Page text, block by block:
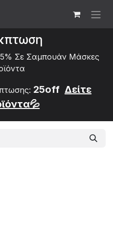
Σε Σαμπουάν Μάσκες
25off Δείτε